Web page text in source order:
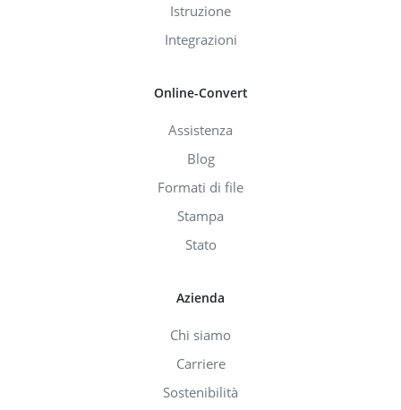
Istruzione
Integrazioni
Online-Convert
Assistenza
Blog
Formati di file
Stampa
Stato
Azienda
Chi siamo
Carriere
Sostenibilità